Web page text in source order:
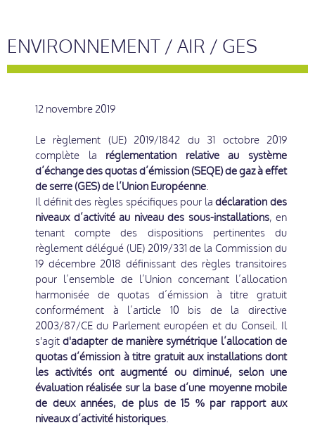
ENVIRONNEMENT / AIR / GES
12 novembre 2019
Le règlement (UE) 2019/1842 du 31 octobre 2019
complète la réglementation relative au système
d’échange des quotas d’émission (SEQE) de gaz à effet
de serre (GES) de l’Union Européenne.
Il définit des règles spécifiques pour ladéclaration des
niveaux d’activité au niveau des sous-installations, en
tenant compte des dispositions pertinentes du
règlement délégué (UE) 2019/331 de la Commission du
19 décembre 2018 définissant des règles transitoires
pour l’ensemble de l’Union concernant l’allocation
harmonisée de quotas d’émission à titre gratuit
conformément à l’article 10 bis de la directive
2003/87/CE du Parlement européen et du Conseil. Il
s'agitd'adapter de manière symétrique l’allocation de
quotas d’émission à titre gratuit aux installations dont
les activités ont augmenté ou diminué, selon une
évaluation réalisée sur la base d’une moyenne mobile
de deux années, de plus de 15 % par rapport aux
niveaux d’activité historiques.